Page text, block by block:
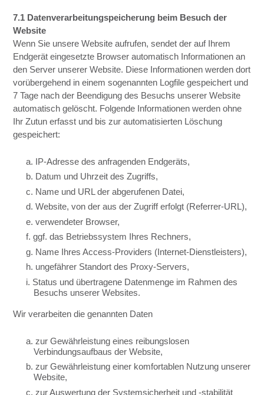
7.1 Datenverarbeitungspeicherung beim Besuch der
Website
Wenn Sie unsere Website aufrufen, sendet der auf Ihrem
Endgerät eingesetzte Browser automatisch Informationen an
den Server unserer Website. Diese Informationen werden dort
vorübergehend in einem sogenannten Logfile gespeichert und
7 Tage nach der Beendigung des Besuchs unserer Website
automatisch gelöscht. Folgende Informationen werden ohne
Ihr Zutun erfasst und bis zur automatisierten Löschung
gespeichert:
a. IP-Adresse des anfragenden Endgeräts,
b. Datum und Uhrzeit des Zugriffs,
c. Name und URL der abgerufenen Datei,
d. Website, von der aus der Zugriff erfolgt (Referrer-URL),
e. verwendeter Browser,
f. ggf. das Betriebssystem Ihres Rechners,
g. Name Ihres Access-Providers (Internet-Dienstleisters),
h. ungefährer Standort des Proxy-Servers,
i. Status und übertragene Datenmenge im Rahmen des
Besuchs unserer Websites.
Wir verarbeiten die genannten Daten
a. zur Gewährleistung eines reibungslosen
Verbindungsaufbaus der Website,
b. zur Gewährleistung einer komfortablen Nutzung unserer
Website,
c. zur Auswertung der Systemsicherheit und -stabilität